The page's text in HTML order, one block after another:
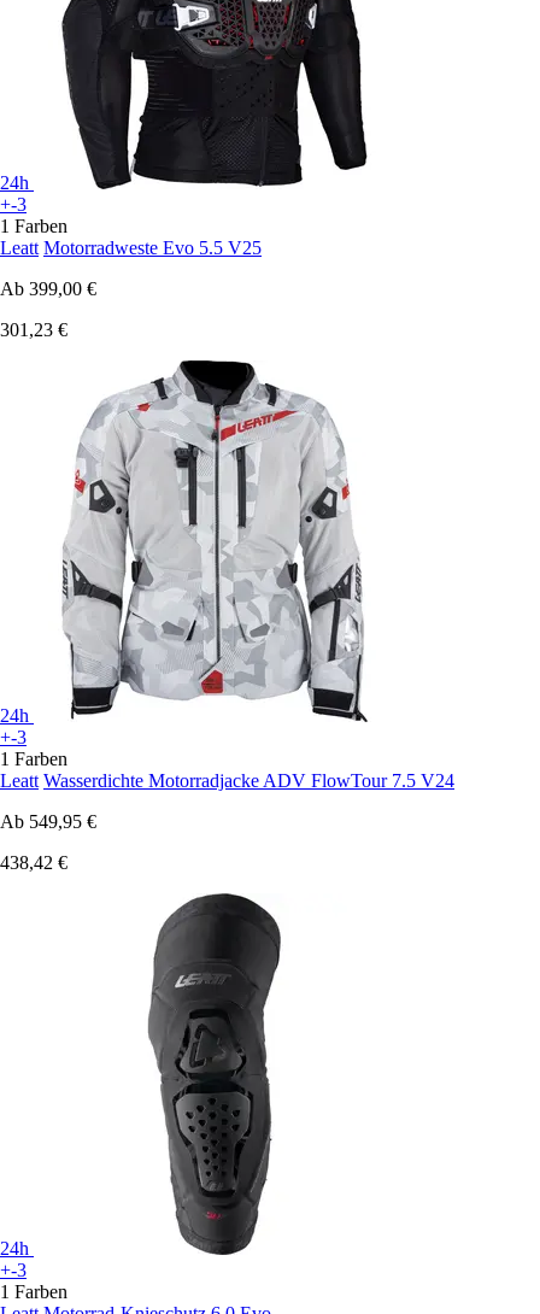
24h
+-3
1 Farben
Leatt Motorradweste Evo 5.5 V25
Ab 399,00 €
301,23 €
24h
+-3
1 Farben
Leatt Wasserdichte Motorradjacke ADV FlowTour 7.5 V24
Ab 549,95 €
438,42 €
24h
+-3
1 Farben